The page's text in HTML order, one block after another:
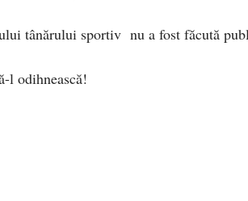
tânărului sportiv nu a fost făcută
l odihnească!